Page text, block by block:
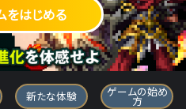
をはじめる
ィア ヒーローズ
新たな体験 ゲームの始め
方